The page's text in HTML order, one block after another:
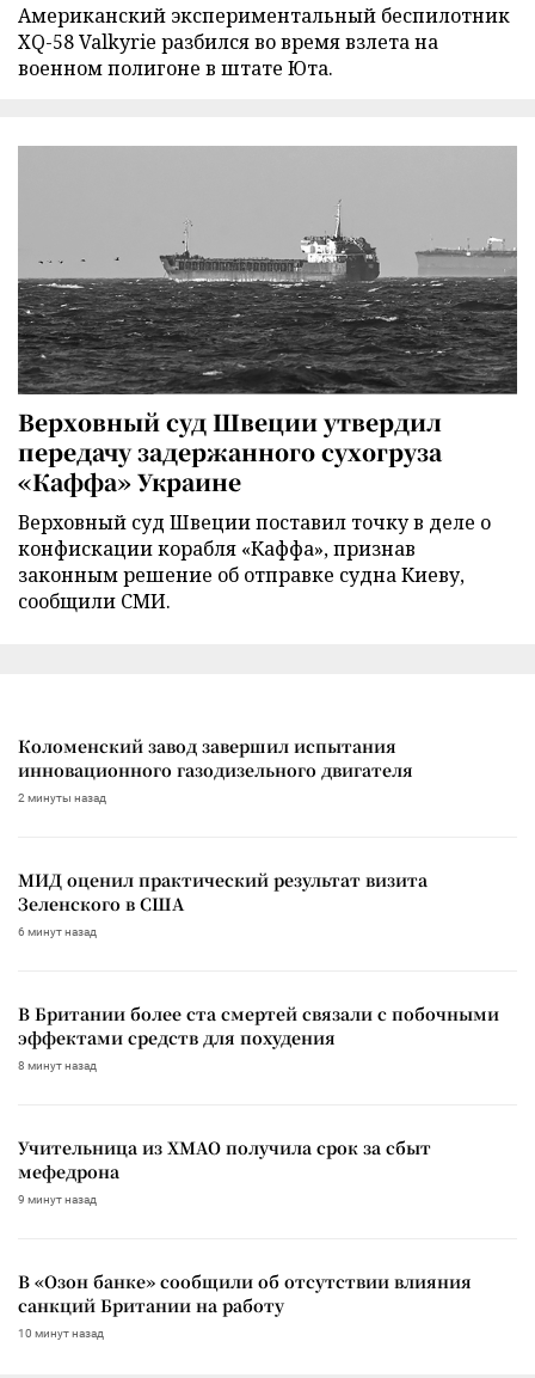
Американский экспериментальный беспилотник
XQ-58 Valkyrie разбился во время взлета на
военном полигоне в штате Юта.
Верховный суд Швеции утвердил
передачу задержанного сухогруза
«Каффа» Украине
Верховный суд Швеции поставил точку в деле о
конфискации корабля «Каффа», признав
законным решение об отправке судна Киеву,
сообщили СМИ.
Коломенский завод завершил испытания
инновационного газодизельного двигателя
2 минуты назад
МИД оценил практический результат визита
Зеленского в США
6 минут назад
В Британии более ста смертей связали с побочными
эффектами средств для похудения
8 минут назад
Учительница из ХМАО получила срок за сбыт
мефедрона
9 минут назад
В «Озон банке» сообщили об отсутствии влияния
санкций Британии на работу
10 минут назад